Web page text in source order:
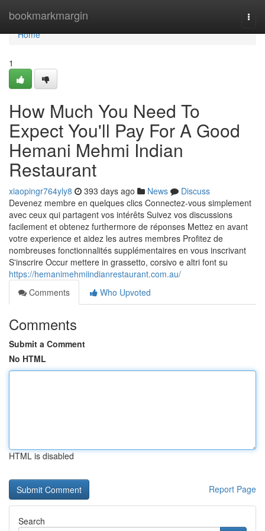
bookmarkmargin
Home
Home
1
How Much You Need To
Expect You'll Pay For A Good
Hemani Mehmi Indian
Restaurant
xiaopingr764yly8 393 days ago News
Discuss
Devenez membre en quelques clics Connectez-vous simplement
avec ceux qui partagent vos intérêts Suivez vos discussions
facilement et obtenez furthermore de réponses Mettez en avant
votre experience et aidez les autres membres Profitez de
nombreuses fonctionnalités supplémentaires en vous inscrivant
S'inscrire Occur mettere in grassetto, corsivo e altri font su
https://hemanimehmiindianrestaurant.com.au/
Comments
Who Upvoted
Comments
Submit a Comment
No HTML
HTML is disabled
Report Page
Search